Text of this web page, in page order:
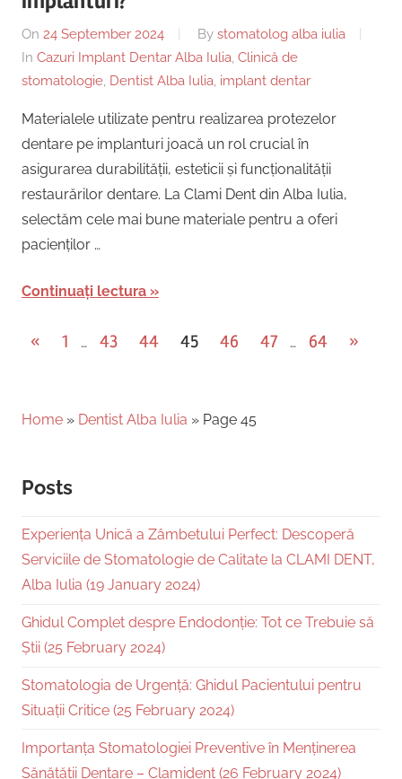
On 24 September 2024 By stomatolog alba iulia
In Cazuri Implant Dentar Alba Iulia, Clinică de
stomatologie, Dentist Alba Iulia, implant dentar
Materialele utilizate pentru realizarea protezelor
dentare pe implanturi joacă un rol crucial în
asigurarea durabilității, esteticii și funcționalității
restaurărilor dentare. La Clami Dent din Alba Iulia,
selectăm cele mai bune materiale pentru a oferi
pacienților …
Continuați lectura
Posts
« Previous
1 … 43 44 45 46 47 … 64
Next
»
Home » Dentist Alba Iulia » Page 45
Posts
Experiența Unică a Zâmbetului Perfect: Descoperă
Serviciile de Stomatologie de Calitate la CLAMI DENT,
Alba Iulia (19 January 2024)
Ghidul Complet despre Endodonție: Tot ce Trebuie să
Știi (25 February 2024)
Stomatologia de Urgență: Ghidul Pacientului pentru
Situații Critice (25 February 2024)
Importanța Stomatologiei Preventive în Menținerea
Sănătății Dentare – Clamident (26 February 2024)